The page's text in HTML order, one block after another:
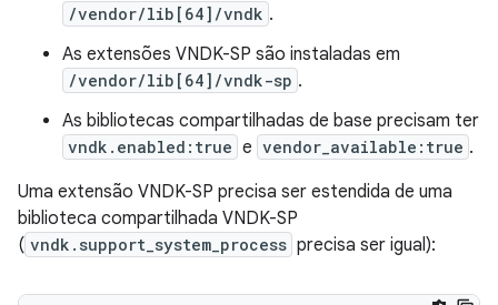
/vendor/lib[64]/vndk .
As extensões VNDK-SP são instaladas em
/vendor/lib[64]/vndk-sp .
As bibliotecas compartilhadas de base precisam ter
vndk.enabled:true e vendor_available:true .
Uma extensão VNDK-SP precisa ser estendida de uma
biblioteca compartilhada VNDK-SP
( vndk.support_system_process precisa ser igual):